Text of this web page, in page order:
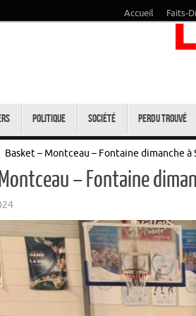
Accueil Faits-
Politique Société Perdu trouvé
Basket – Montceau – Fontaine dimanche à
– Fontaine